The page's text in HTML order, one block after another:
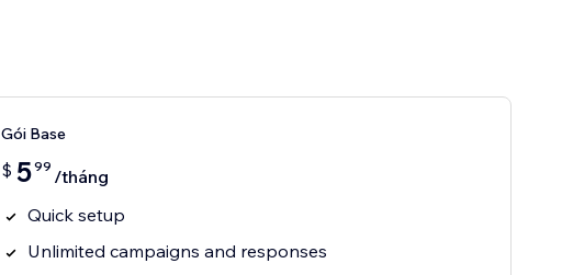
Gói Base
$ 599 /tháng
Quick setup
Unlimited campaigns and responses